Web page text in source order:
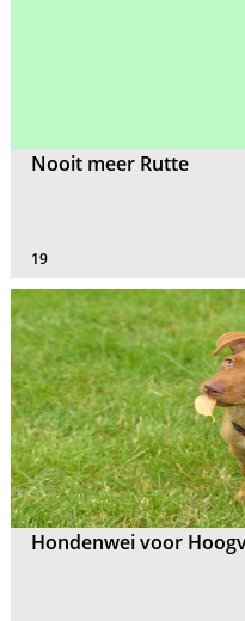
Nooit meer Rutte
19
Hondenwei voor